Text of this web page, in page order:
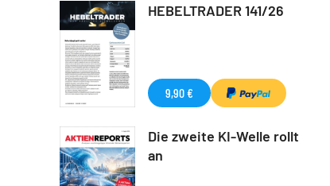
HEBELTRADER 141/26
9,90 €
Die zweite KI-Welle rollt
an